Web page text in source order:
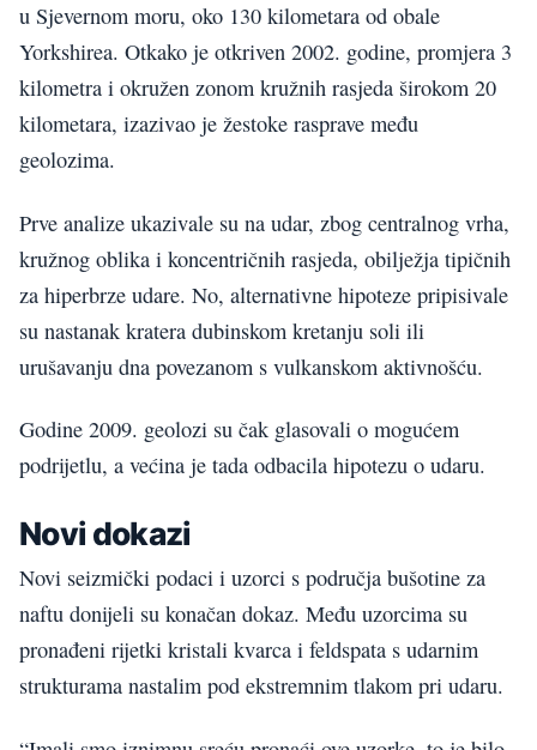
u Sjevernom moru, oko 130 kilometara od obale
Yorkshirea. Otkako je otkriven 2002. godine, promjera 3
kilometra i okružen zonom kružnih rasjeda širokom 20
kilometara, izazivao je žestoke rasprave među
geolozima.
Prve analize ukazivale su na udar, zbog centralnog vrha,
kružnog oblika i koncentričnih rasjeda, obilježja tipičnih
za hiperbrze udare. No, alternativne hipoteze pripisivale
su nastanak kratera dubinskom kretanju soli ili
urušavanju dna povezanom s vulkanskom aktivnošću.
Godine 2009. geolozi su čak glasovali o mogućem
podrijetlu, a većina je tada odbacila hipotezu o udaru.
Novi dokazi
Novi seizmički podaci i uzorci s područja bušotine za
naftu donijeli su konačan dokaz. Među uzorcima su
pronađeni rijetki kristali kvarca i feldspata s udarnim
strukturama nastalim pod ekstremnim tlakom pri udaru.